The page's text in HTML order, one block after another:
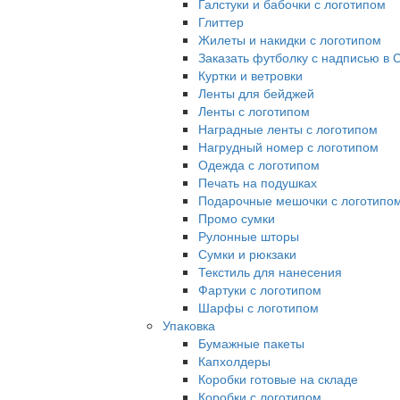
Галстуки и бабочки с логотипом
Глиттер
Жилеты и накидки с логотипом
Заказать футболку с надписью в
Куртки и ветровки
Ленты для бейджей
Ленты с логотипом
Наградные ленты с логотипом
Нагрудный номер с логотипом
Одежда с логотипом
Печать на подушках
Подарочные мешочки с
Промо сумки
Рулонные шторы
Сумки и рюкзаки
Текстиль для нанесения
Фартуки с логотипом
Шарфы с логотипом
Упаковка
Бумажные пакеты
Капхолдеры
Коробки готовые на складе
Коробки с логотипом